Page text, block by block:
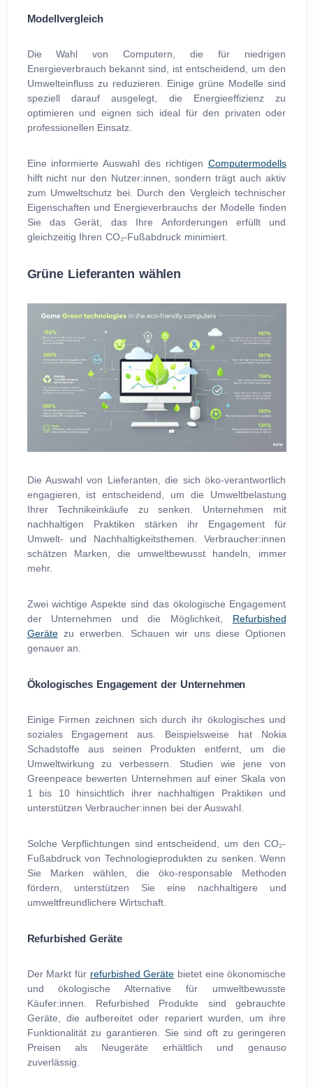
Modellvergleich
Die Wahl von Computern, die für niedrigen
Energieverbrauch bekannt sind, ist entscheidend, um den
Umwelteinfluss zu reduzieren. Einige grüne Modelle sind
speziell darauf ausgelegt, die Energieeffizienz zu
optimieren und eignen sich ideal für den privaten oder
professionellen Einsatz.
Eine informierte Auswahl des richtigen Computermodells
hilft nicht nur den Nutzer:innen, sondern trägt auch aktiv
zum Umweltschutz bei. Durch den Vergleich technischer
Eigenschaften und Energieverbrauchs der Modelle finden
Sie das Gerät, das Ihre Anforderungen erfüllt und
gleichzeitig Ihren CO₂-Fußabdruck minimiert.
Grüne Lieferanten wählen
Die Auswahl von Lieferanten, die sich öko-verantwortlich
engagieren, ist entscheidend, um die Umweltbelastung
Ihrer Technikeinkäufe zu senken. Unternehmen mit
nachhaltigen Praktiken stärken ihr Engagement für
Umwelt- und Nachhaltigkeitsthemen. Verbraucher:innen
schätzen Marken, die umweltbewusst handeln, immer
mehr.
Zwei wichtige Aspekte sind das ökologische Engagement
der Unternehmen und die Möglichkeit, Refurbished
Gerätezu erwerben. Schauen wir uns diese Optionen
genauer an.
Ökologisches Engagement der Unternehmen
Einige Firmen zeichnen sich durch ihr ökologisches und
soziales Engagement aus. Beispielsweise hat Nokia
Schadstoffe aus seinen Produkten entfernt, um die
Umweltwirkung zu verbessern. Studien wie jene von
Greenpeace bewerten Unternehmen auf einer Skala von
1 bis 10 hinsichtlich ihrer nachhaltigen Praktiken und
unterstützen Verbraucher:innen bei der Auswahl.
Solche Verpflichtungen sind entscheidend, um den CO₂-
Fußabdruck von Technologieprodukten zu senken. Wenn
Sie Marken wählen, die öko-responsable Methoden
fördern, unterstützen Sie eine nachhaltigere und
umweltfreundlichere Wirtschaft.
Refurbished Geräte
Der Markt für refurbished Geräte bietet eine ökonomische
und ökologische Alternative für umweltbewusste
Käufer:innen. Refurbished Produkte sind gebrauchte
Geräte, die aufbereitet oder repariert wurden, um ihre
Funktionalität zu garantieren. Sie sind oft zu geringeren
Preisen als Neugeräte erhältlich und genauso
zuverlässig.